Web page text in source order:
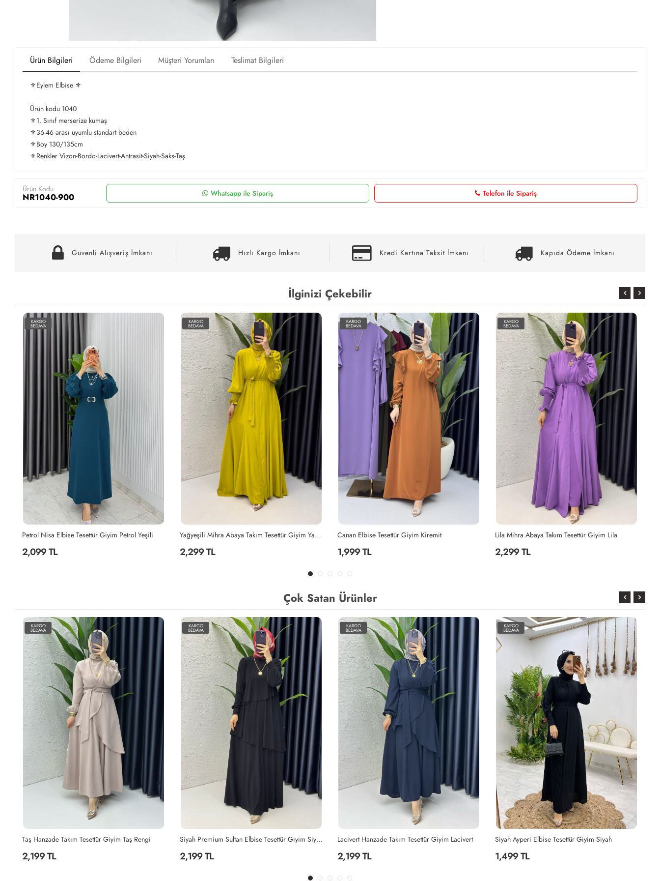
Ürün Bilgileri Ödeme Bilgileri Müşteri Yorumları Teslimat Bilgileri
⚜️Eylem Elbise ⚜️
Ürün kodu 1040
⚜️1. Sınıf merserize kumaş
⚜️36-46 arası uyumlu standart beden
⚜️Boy 130/135cm
⚜️Renkler Vizon-Bordo-Lacivert-Antrasit-Siyah-Saks-Taş
Ürün Kodu
NR1040-900 Whatsapp ile Sipariş Telefon ile Sipariş
Güvenli Alışveriş İmkanı Hızlı Kargo İmkanı Kredi Kartına Taksit İmkanı Kapıda Ödeme İmkanı
İlginizi Çekebilir
KARGO
BEDAVA
Petrol Nisa Elbise Tesettür Giyim Petrol Yeşili
2,099 TL
KARGO
BEDAVA
Yağyeşili Mihra Abaya Takım Tesettür Giyim Yağ Yeşili
2,299 TL
KARGO
BEDAVA
Canan Elbise Tesettür Giyim Kiremit
1,999 TL
KARGO
BEDAVA
Lila Mihra Abaya Takım Tesettür Giyim Lila
2,299 TL
Çok Satan Ürünler
KARGO
BEDAVA
Taş Hanzade Takım Tesettür Giyim Taş Rengi
2,199 TL
KARGO
BEDAVA
Siyah Premium Sultan Elbise Tesettür Giyim Siyah
2,199 TL
KARGO
BEDAVA
Lacivert Hanzade Takım Tesettür Giyim Lacivert
2,199 TL
KARGO
BEDAVA
Siyah Ayperi Elbise Tesettür Giyim Siyah
1,499 TL